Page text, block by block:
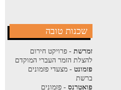
שכנות טובה
זמרשת- פרויקט חירום
להצלת הזמר העברי המוקדם
פזמונט- מצעדי פזמונים
ברשת
פואטרנס- פזמונים